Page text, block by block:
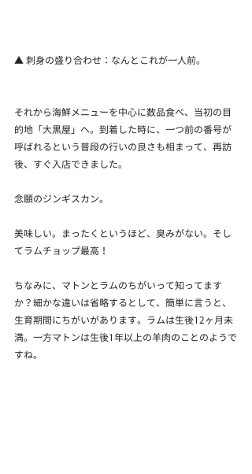
▲ 刺身の盛り合わせ：なんとこれが一人前。
それから海鮮メニューを中心に数品食べ、当初の目
的地「大黒屋」へ。到着した時に、一つ前の番号が
呼ばれるという普段の行いの良さも相まって、再訪
後、すぐ入店できました。
念願のジンギスカン。
美味しい。まったくというほど、臭みがない。そし
てラムチョップ最高！
ちなみに、マトンとラムのちがいって知ってます
か？細かな違いは省略するとして、簡単に言うと、
生育期間にちがいがあります。ラムは生後12ヶ月未
満。一方マトンは生後1年以上の羊肉のことのようで
すね。